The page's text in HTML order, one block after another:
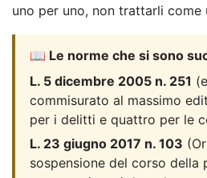
uno per uno, non trattarli come
📖 Le norme che si sono
L. 5 dicembre 2005 n. 251
commisurato al massimo
per i delitti e quattro per le
L. 23 giugno 2017 n. 103
sospensione del corso della